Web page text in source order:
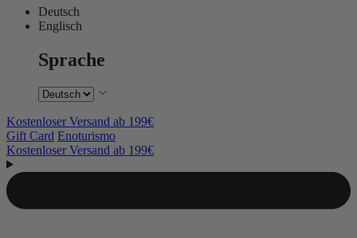
Deutsch
Englisch
Sprache
Kostenloser Versand ab 199€
Gift Card Enoturismo
Kostenloser Versand ab 199€